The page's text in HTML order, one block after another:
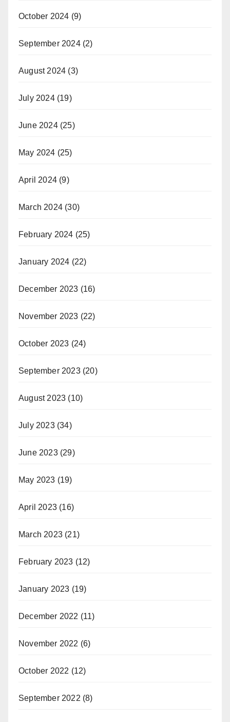
October 2024 (9)
September 2024(2)
August 2024 (3)
July 2024(19)
June 2024(25)
May 2024 (25)
April 2024 (9)
March 2024 (30)
February 2024 (25)
January 2024 (22)
December 2023 (16)
November 2023 (22)
October 2023 (24)
September 2023(20)
August 2023 (10)
July 2023(34)
June 2023(29)
May 2023 (19)
April 2023 (16)
March 2023 (21)
February 2023 (12)
January 2023 (19)
December 2022 (11)
November 2022 (6)
October 2022 (12)
September 2022 (8)